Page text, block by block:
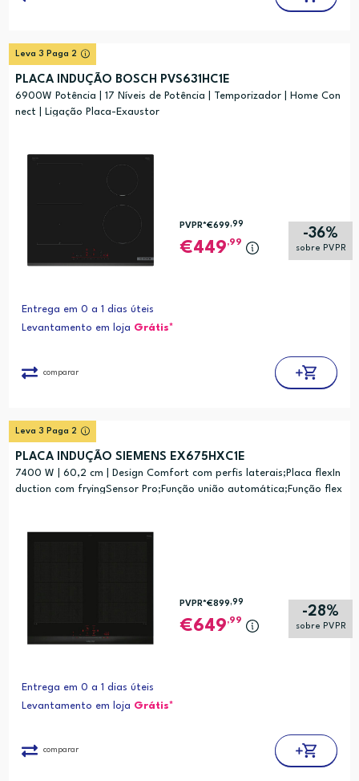
Leva 3 Paga 2
PLACA INDUÇÃO BOSCH PVS631HC1E
6900W Potência | 17 Níveis de Potência | Temporizador | Home Con
nect | Ligação Placa-Exaustor
-36%
sobre PVPR
PVPR*€699,99
449,99
Entrega em 0 a 1 dias úteis
Levantamento em loja Grátis*
comparar
Leva 3 Paga 2
PLACA INDUÇÃO SIEMENS EX675HXC1E
7400 W | 60,2 cm | Design Comfort com perfis laterais;Placa flexIn
duction com fryingSensor Pro;Função união automática;Função flex
-28%
sobre PVPR
PVPR*€899,99
649,99
Entrega em 0 a 1 dias úteis
Levantamento em loja Grátis*
comparar